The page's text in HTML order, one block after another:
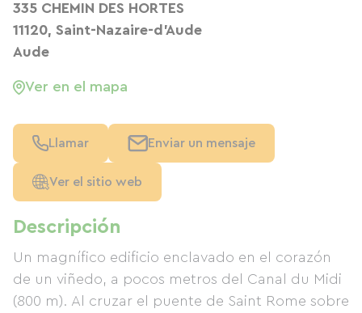
Descripción
Un magnífico edificio enclavado en el corazón
de un viñedo, a pocos metros del Canal du Midi
(800 m). Al cruzar el puente de Saint Rome sobre
335 CHEMIN DES HORTES
11120, Saint-Nazaire-d'Aude
Aude
Ver en el mapa
Llamar Enviar un mensaje
Ver el sitio web